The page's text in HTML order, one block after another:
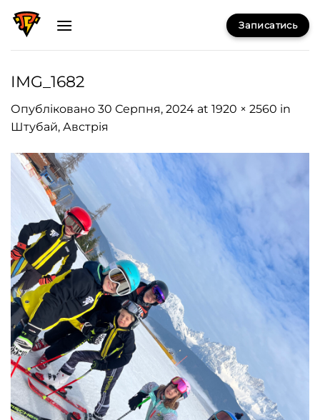
Skip
Записатись
IMG_1682
Опубліковано 30 Серпня, 2024 at 1920 × 2560 in
Штубай, Австрія